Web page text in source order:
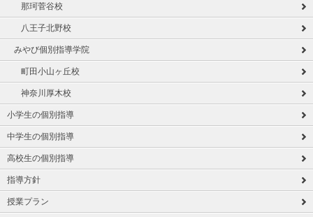
那珂菅谷校
八王子北野校
みやび個別指導学院
町田小山ヶ丘校
神奈川厚木校
小学生の個別指導
中学生の個別指導
高校生の個別指導
指導方針
授業プラン